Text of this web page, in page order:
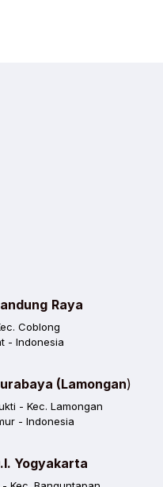
Raya
Coblong
- Indonesia
(Lamongan)
- Kec. Lamongan
- Indonesia
Yogyakarta